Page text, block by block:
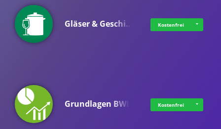
Gläser & Geschi… Kostenfrei
Grundlagen BWL Kostenfrei